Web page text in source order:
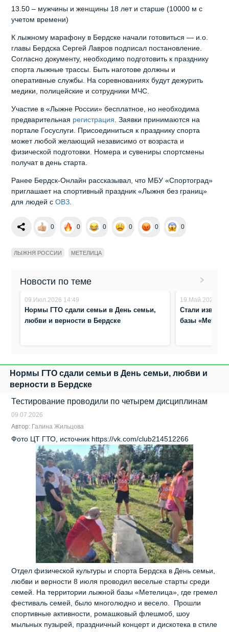
13.50 – мужчины и женщины 18 лет и старше (10000 м с
учетом времени)
К лыжному марафону в Бердске начали готовиться — и.о.
главы Бердска Сергей Лавров подписал постановление.
Согласно документу, необходимо подготовить к празднику
спорта лыжные трассы. Быть наготове должны и
оперативные службы. На соревнованиях будут дежурить
медики, полицейские и сотрудники МЧС.
Участие в «Лыжне России» бесплатное, но необходима
предварительная регистрация. Заявки принимаются на
портале Госуслуги. Присоединиться к празднику спорта
может любой желающий независимо от возраста и
физической подготовки. Номера и сувениры спортсмены
получат в день старта.
Ранее Бердск-Онлайн рассказывал, что МБУ «Спортоград»
приглашает на спортивный праздник «Лыжня без границ»
для людей сОВЗ.
0 0 0 0 0 0
ЛЫЖНЯ РОССИИ МЕТЕЛИЦА
Новости по теме
09.Июл.2026 14:49
Нормы ГТО сдали семьи в День семьи,
любви и верности в Бердске
19.Май.2026
Стали
базы
Нормы ГТО сдали семьи в День семьи, любви и
верности в Бердске
Тестирование проводили по четырем дисциплинам
09.07.2026
Автор: Галина Жильцова
Фото ЦТ ГТО, источник https://vk.com/club214512266
Отдел физической культуры и спорта Бердска в День семьи,
любви и верности 8 июля проводил веселые старты среди
семей. На территории лыжной базы «Метелица», где гремел
фестиваль семей, было многолюдно и весело. Прошли
спортивные активности, ромашковый флешмоб, шоу
мыльных пузырей, праздничный концерт и дискотека в стиле